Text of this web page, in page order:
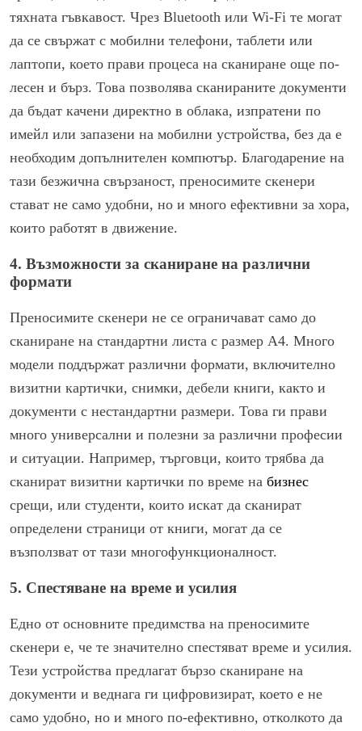
тяхната гъвкавост. Чрез Bluetooth или Wi-Fi те могат
да се свържат с мобилни телефони, таблети или
лаптопи, което прави процеса на сканиране още по-
лесен и бърз. Това позволява сканираните документи
да бъдат качени директно в облака, изпратени по
имейл или запазени на мобилни устройства, без да е
необходим допълнителен компютър. Благодарение на
тази безжична свързаност, преносимите скенери
стават не само удобни, но и много ефективни за хора,
които работят в движение.
4. Възможности за сканиране на различни
формати
Преносимите скенери не се ограничават само до
сканиране на стандартни листа с размер А4. Много
модели поддържат различни формати, включително
визитни картички, снимки, дебели книги, както и
документи с нестандартни размери. Това ги прави
много универсални и полезни за различни професии
и ситуации. Например, търговци, които трябва да
сканират визитни картички по време на бизнес
срещи, или студенти, които искат да сканират
определени страници от книги, могат да се
възползват от тази многофункционалност.
5. Спестяване на време и усилия
Едно от основните предимства на преносимите
скенери е, че те значително спестяват време и усилия.
Тези устройства предлагат бързо сканиране на
документи и веднага ги цифровизират, което е не
само удобно, но и много по-ефективно, отколкото да